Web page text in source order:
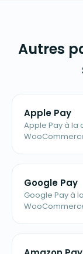
Autres
Apple Pay
Apple Pay à la
Google Pay
Google Pay à